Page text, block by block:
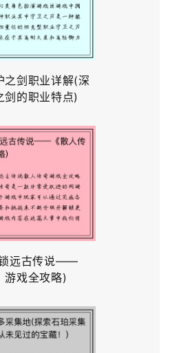
之剑职业详解(深
剑的职业特点)
远古传说——
游戏全攻略)